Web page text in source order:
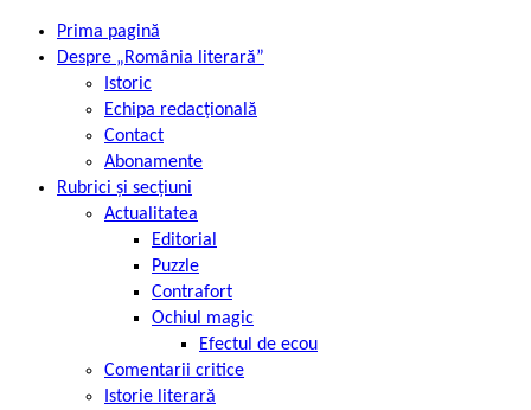
Prima pagină
Despre „România literară”
Istoric
Echipa redacțională
Contact
Abonamente
Rubrici și secțiuni
Actualitatea
Editorial
Puzzle
Contrafort
Ochiul magic
Efectul de ecou
Comentarii critice
Istorie literară